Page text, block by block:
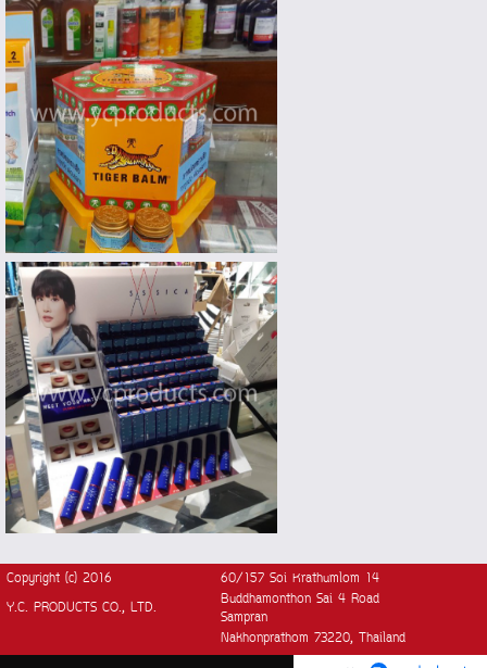
Copyright (c) 2016
60/157 Soi Krathumlom 14
Y.C. PRODUCTS CO., LTD.
Buddhamonthon Sai 4 Road
Sampran
Nakhonprathom 73220, Thailand